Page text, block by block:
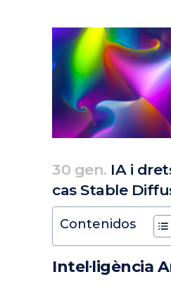
30 gen. IA i
cas Stable
Contenidos
Intel·ligència